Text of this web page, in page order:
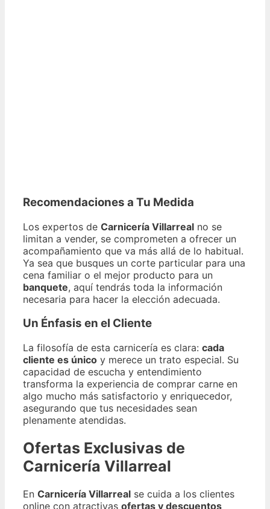
Recomendaciones a Tu Medida
Los expertos de Carnicería Villarreal no se
limitan a vender, se comprometen a ofrecer un
acompañamiento que va más allá de lo habitual.
Ya sea que busques un corte particular para una
cena familiar o el mejor producto para un
banquete, aquí tendrás toda la información
necesaria para hacer la elección adecuada.
Un Énfasis en el Cliente
La filosofía de esta carnicería es clara: cada
cliente es único y merece un trato especial. Su
capacidad de escucha y entendimiento
transforma la experiencia de comprar carne en
algo mucho más satisfactorio y enriquecedor,
asegurando que tus necesidades sean
plenamente atendidas.
Ofertas Exclusivas de
Carnicería Villarreal
En Carnicería Villarreal se cuida a los clientes
online con atractivas ofertas y descuentos